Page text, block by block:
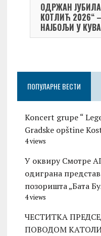
ОДРЖАН
КОТЛИЋ 2026“
НАЈБОЉИ У
ПОПУЛАРНЕ ВЕСТИ
Koncert grupe “
Gradske opštine
4 views
У оквиру Смотре
одиграна
позоришта „Бата
4 views
ЧЕСТИТКА
ПОВОДОМ